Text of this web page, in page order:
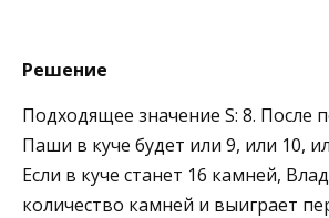
Решение
Подходящее значение S: 8. После
Паши в куче будет или 9, или 10,
Если в куче станет 16 камней,
количество камней и выиграет